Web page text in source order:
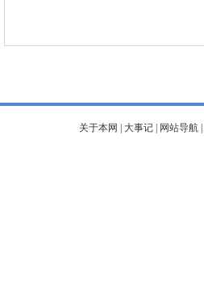
关于本网 大事记 网站导航